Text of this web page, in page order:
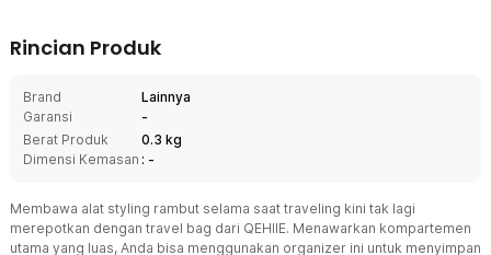
Rincian Produk
Brand
Lainnya
Garansi
-
Berat Produk
0.3 kg
Dimensi Kemasan : -
Membawa alat styling rambut selama saat traveling kini tak lagi
merepotkan dengan travel bag dari QEHIIE. Menawarkan kompartemen
utama yang luas, Anda bisa menggunakan organizer ini untuk menyimpan